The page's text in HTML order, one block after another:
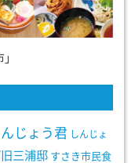
んじょう君 しんじょ
三浦邸 すさき市民食